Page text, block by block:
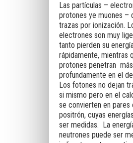
Las partículas –
protones ye muones –
trazas por ionización.
electrones son muy
tanto pierden su
rápidamente, mientras
protones penetran más
profundamente en el
Los fotones no dejan
si mismo pero en el
se convierten en pares
positrón, cuyas
ser medidas. La
neutrones puede ser